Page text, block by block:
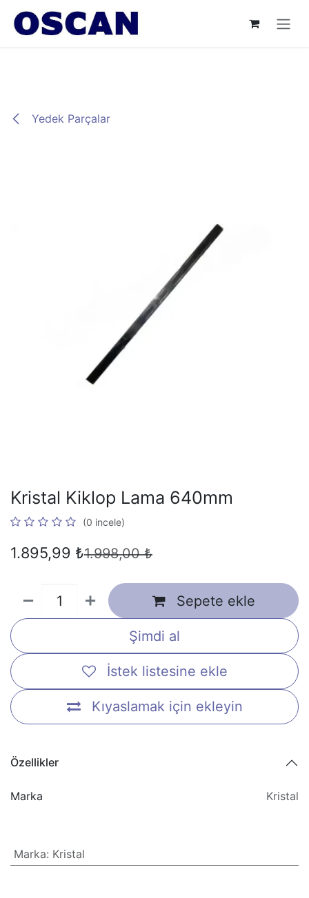
İçereği Atla
Yedek Parçalar
Kristal Kiklop Lama 640mm
(0 incele)
1.895,99 ₺1.998,00₺
Sepete ekle
Şimdi al
Kıyaslamak için ekleyin
İstek listesine ekle
Özellikler
Marka Kristal
Marka: Kristal